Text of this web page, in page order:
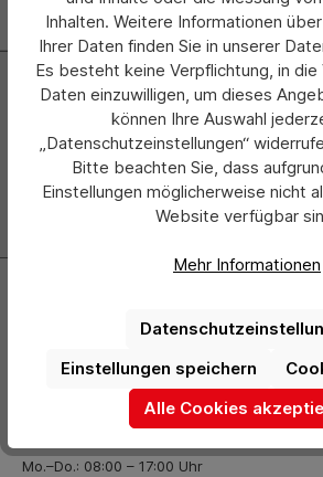
Newsletter
Abonnieren Sie jetzt einfach
erscheinenden Newsletter und Sie
über neue Produkte und
Zur Newsletter
+49 (0) 2261-7099 14
info@hermann-direkt.de
Öffnungszeiten
Mo.–Do.: 08:00 – 17:00 Uhr
Inhalten. Weitere Informationen
Ihrer Daten finden Sie in unserer
Es besteht keine Verpflichtung, in
Daten einzuwilligen, um dieses
können Ihre Auswahl
„Datenschutzeinstellungen“
Bitte beachten Sie, dass
Einstellungen möglicherweise nicht
Website verfügbar
Mehr Informationen
Einstellungen speichern
Alle Cookies